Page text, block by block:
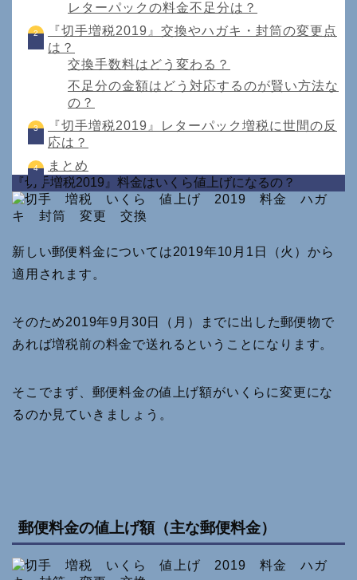
レターパックの料金不足分は？
『切手増税2019』交換やハガキ・封筒の変更点
は？
交換手数料はどう変わる？
不足分の金額はどう対応するのが賢い方法な
の？
『切手増税2019』レターパック増税に世間の反
応は？
まとめ
『切手増税2019』料金はいくら値上げになるの？
新しい郵便料金については2019年10月1日（火）から
適用されます。
そのため2019年9月30日（月）までに出した郵便物で
あれば増税前の料金で送れるということになります。
そこでまず、郵便料金の値上げ額がいくらに変更にな
るのか見ていきましょう。
郵便料金の値上げ額（主な郵便料金）